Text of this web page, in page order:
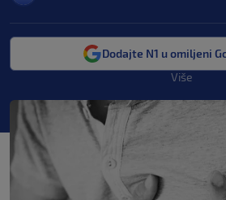
Dodajte N1 u omiljeni
Više